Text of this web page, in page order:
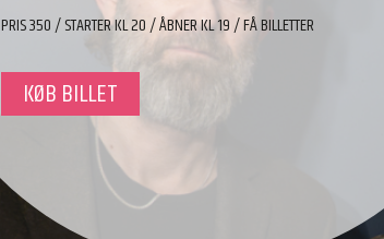
PRIS 350 / STARTER KL 20 / ÅBNER KL 19 / FÅ BILLETTER
KØB BILLET